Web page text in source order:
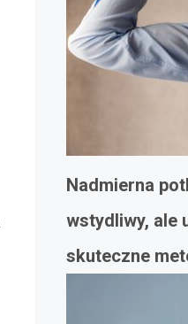
Nadmierna
wstydliwy, ale
skuteczne